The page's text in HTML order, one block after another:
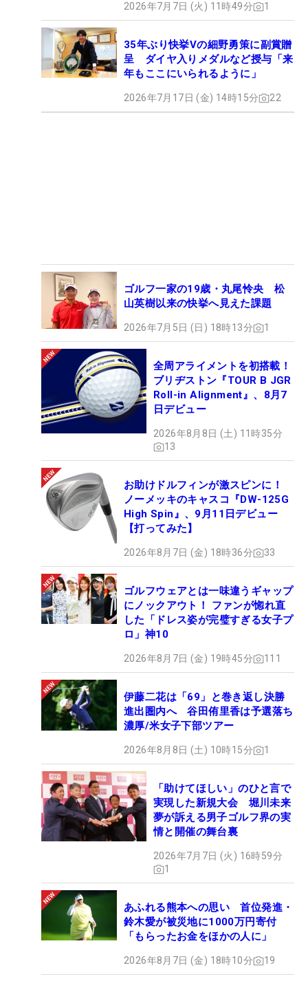
2026年7月7日 (火) 11時49分 1
35年ぶり快挙Vの細野勇策に副賞贈
呈 ダイヤ入りメダルなど授与「来
年もここにいられるように」
2026年7月17日 (金) 14時15分 22
ゴルフ一家の19歳・丸尾怜央 松
山英樹以来の快挙へ見えた課題
2026年7月5日 (日) 18時13分 1
全周アライメントを初搭載！
ブリヂストン『TOUR B JGR
Roll-in Alignment』、8月7
日デビュー
2026年8月8日 (土) 11時35分
13
お助けドルフィンが激スピンに！
ノーメッキのキャスコ『DW-125G
High Spin』、9月11日デビュー
【打ってみた】
2026年8月7日 (金) 18時36分 33
ゴルフウェアとは一味違うギャップ
にノックアウト！ ファンが惚れ直
した「ドレス姿が完璧すぎる女子プ
ロ」神10
2026年8月7日 (金) 19時45分 111
伊藤二花は「69」と巻き返し決勝
進出圏内へ 谷田侑里香は予選落ち
濃厚/米女子下部ツアー
2026年8月8日 (土) 10時15分 1
「助けてほしい」のひと言で
実現した新規大会 堀川未来
夢が訴える男子ゴルフ界の実
情と開催の舞台裏
2026年7月7日 (火) 16時59分
1
あふれる熊本への思い 首位発進・
鈴木愛が被災地に1000万円寄付
「もらったお金をほかの人に」
2026年8月7日 (金) 18時10分 19